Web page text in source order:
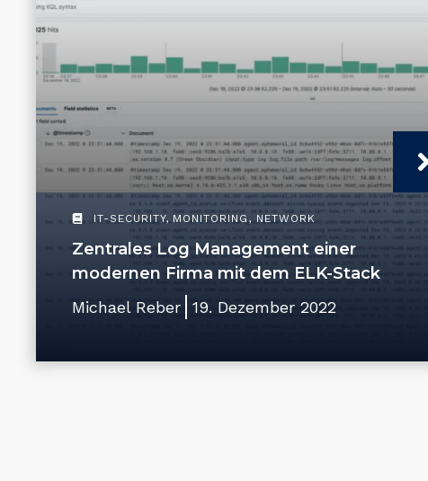
IT-SECURITY, MONITORING , NETWORK
Zentrales Log Management einer
modernen Firma mit dem ELK-Stack
Michael Reber 19. Dezember 2022